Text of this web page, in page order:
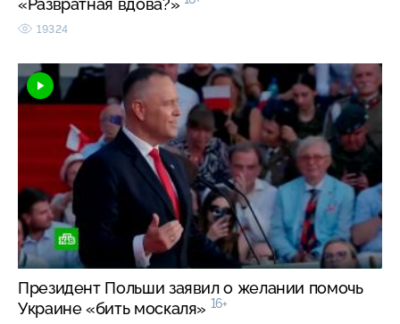
«Развратная вдова?»
19324
Президент Польши заявил о желании помочь
Украине «бить москаля» 16+